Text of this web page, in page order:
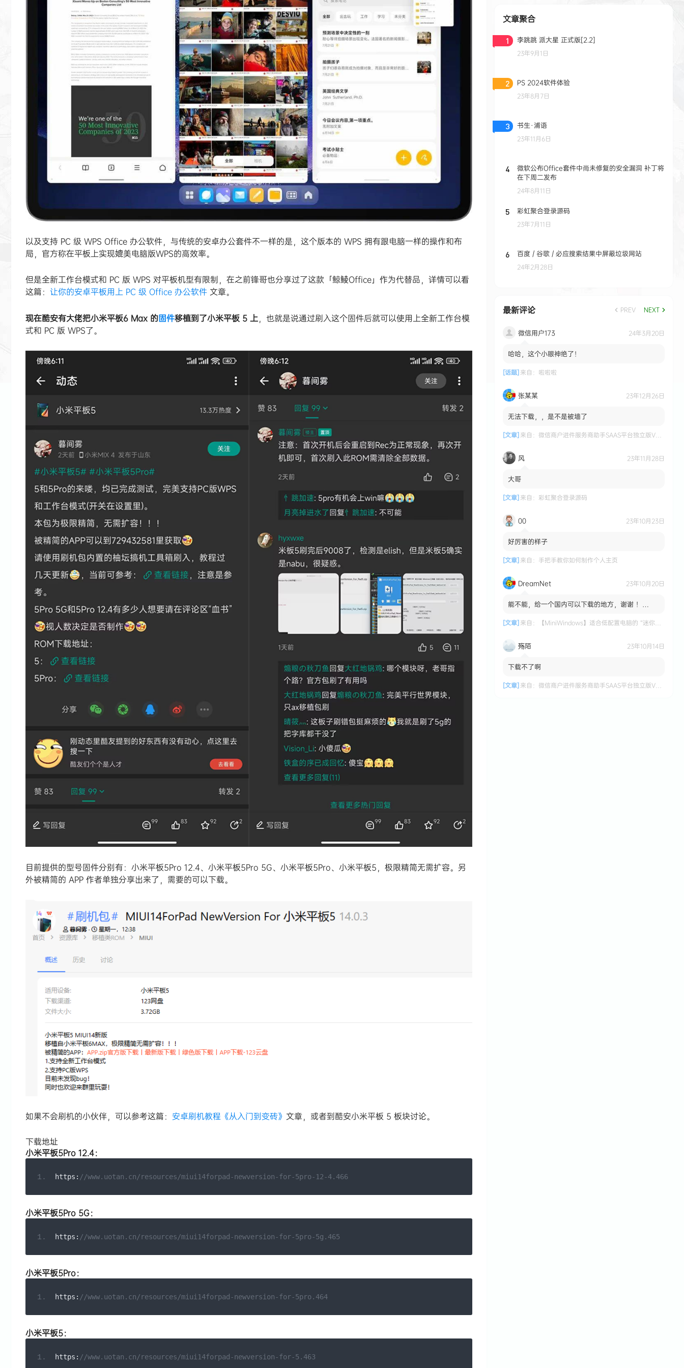
以及支持 PC 级 WPS Office 办公软件，与传统的安卓办公套件不一样的是，这个版本的 WPS 拥有跟电脑一样的操作和布
局，官方称在平板上实现媲美电脑版WPS的高效率。
但是全新工作台模式和 PC 版 WPS 对平板机型有限制，在之前锋哥也分享过了这款「鲸鲮Office」作为代替品，详情可以看
这篇： 让你的安卓平板用上 PC 级 Office 办公软件 文章。
现在酷安有大佬把小米平板6 Max 的固件移植到了小米平板 5 上，也就是说通过刷入这个固件后就可以使用上全新工作台模
式和 PC 版 WPS了。
目前提供的型号固件分别有：小米平板5Pro 12.4、小米平板5Pro 5G、小米平板5Pro、小米平板5，极限精简无需扩容。另
外被精简的 APP 作者单独分享出来了，需要的可以下载。
如果不会刷机的小伙伴，可以参考这篇： 安卓刷机教程《从入门到变砖》 文章，或者到酷安小米平板 5 板块讨论。
下载地址
小米平板5Pro 12.4：
https : //www.uotan.cn/resources/miui14forpad-newversion-for-5pro-12-4.466
小米平板5Pro 5G：
https : //www.uotan.cn/resources/miui14forpad-newversion-for-5pro-5g.465
小米平板5Pro：
https : //www.uotan.cn/resources/miui14forpad-newversion-for-5pro.464
小米平板5：
https : //www.uotan.cn/resources/miui14forpad-newversion-for-5.463
文章聚合
1 李跳跳 派大星 正式版[2.2]
23年9月1日
2 PS 2024软件体验
23年8月7日
3 书生·浦语
23年11月6日
4
微软公布Office套件中尚未修复的安全漏洞 补丁将
在下周二发布
24年8月11日
5 彩虹聚合登录源码
23年7月11日
6 百度 / 谷歌 / 必应搜索结果中屏蔽垃圾网站
24年2月28日
最新评论 PREV NEXT
微信用户173 24年3月20日
哈哈，这个小眼神绝了！
[话题]来自： 啦啦啦
张某某 23年12月26日
无法下载，，是不是被墙了
[文章]来自： 微信商户进件服务商助手SAAS平台独立版V3.0.3 +小程序前端修复版
风 23年11月28日
大哥
[文章]来自： 彩虹聚合登录源码
00 23年10月23日
好厉害的样子
[文章]来自： 手把手教你如何制作个人主页
DreamNet 23年10月20日
能不能，给一个国内可以下载的地方，谢谢 ！
Windows 系统 国内...
[文章]来自： 【MiniWindows】适合低配置电脑的 “迷你版” Windows 系统
殇陌 23年10月14日
下载不了啊
[文章]来自： 微信商户进件服务商助手SAAS平台独立版V3.0.3 +小程序前端修复版